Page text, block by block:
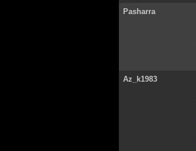
Pasharra
Az_k1983